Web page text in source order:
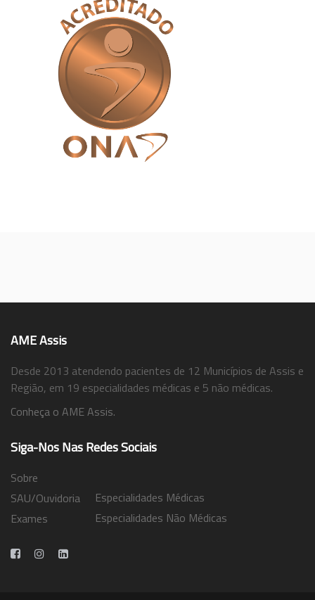
AME Assis
Desde 2013 atendendo pacientes de 12 Municípios de Assis e
Região, em 19 especialidades médicas e 5 não médicas.
Conheça o AME Assis.
Siga-Nos Nas Redes Sociais
Sobre
SAU/Ouvidoria
Exames
Especialidades Médicas
Especialidades Não Médicas